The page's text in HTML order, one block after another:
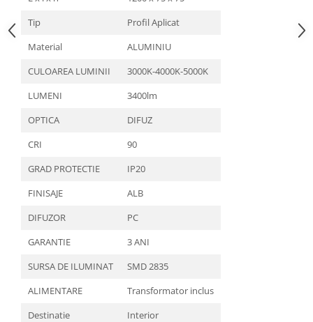
Tip
Profil Aplicat
Material
ALUMINIU
CULOAREA LUMINII
3000K-4000K-5000K
LUMENI
3400lm
OPTICA
DIFUZ
CRI
90
GRAD PROTECTIE
IP20
FINISAJE
ALB
DIFUZOR
PC
GARANTIE
3 ANI
SURSA DE ILUMINAT
SMD 2835
ALIMENTARE
Transformator inclus
Destinatie
Interior